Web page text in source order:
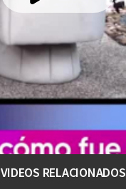
VIDEOS RELACIONADOS